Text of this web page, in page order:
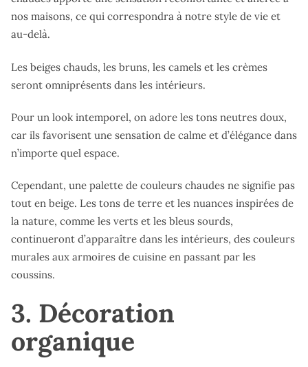
nos maisons, ce qui correspondra à notre style de vie et
au-delà.
Les beiges chauds, les bruns, les camels et les crèmes
seront omniprésents dans les intérieurs.
Pour un look intemporel, on adore les tons neutres doux,
car ils favorisent une sensation de calme et d’élégance dans
n’importe quel espace.
Cependant, une palette de couleurs chaudes ne signifie pas
tout en beige. Les tons de terre et les nuances inspirées de
la nature, comme les verts et les bleus sourds,
continueront d’apparaître dans les intérieurs, des couleurs
murales aux armoires de cuisine en passant par les
coussins.
3. Décoration
organique